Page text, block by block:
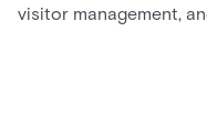
visitor management,